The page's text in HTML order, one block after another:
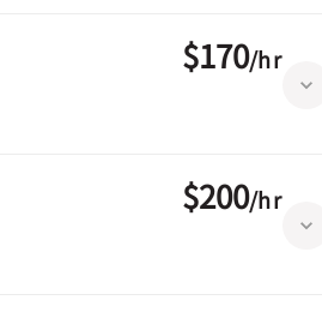
$170/hr
$200/hr